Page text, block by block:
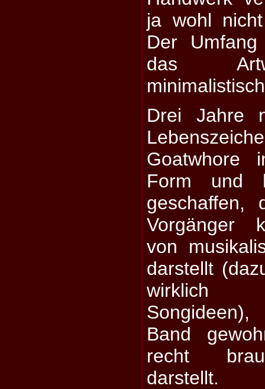
ja wohl
Der
das
Drei Jahre
Goatwhore
Form und
geschaffen,
Vorgänger
von
darstellt
wirklich
Band
recht
darstellt.